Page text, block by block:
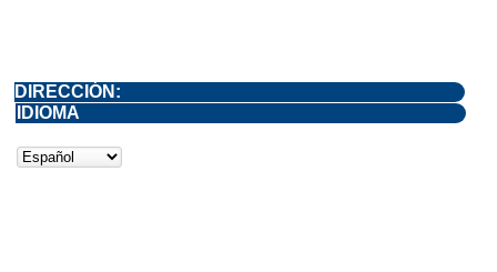
DIRECCIÓN:
IDIOMA